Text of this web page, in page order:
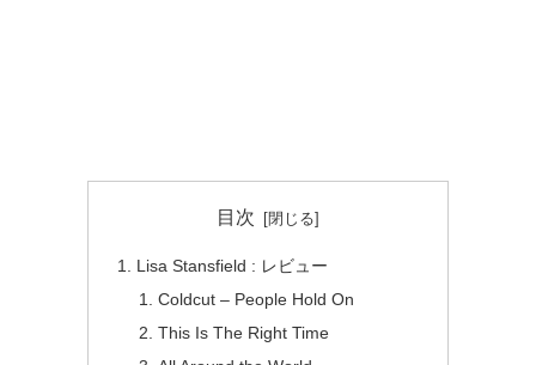
目次
Lisa Stansfield : レビュー
Coldcut – People Hold On
This Is The Right Time